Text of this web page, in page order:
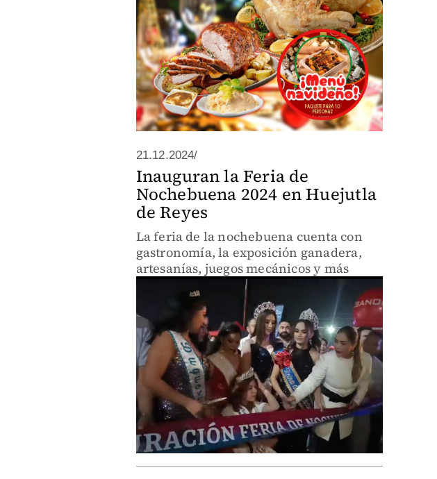
21.12.2024/
Inauguran la Feria de
Nochebuena 2024 en Huejutla
de Reyes
La feria de la nochebuena cuenta con
gastronomía, la exposición ganadera,
artesanías, juegos mecánicos y más